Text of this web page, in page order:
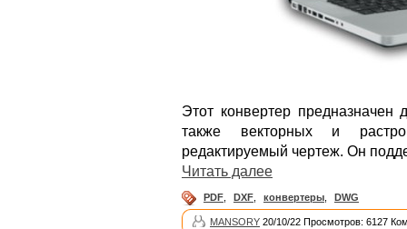
Этот конвертер
также векторных и
редактируемый чертеж. Он
Читать далее
PDF DXF конвертеры DWG
MANSORY 20/10/22 Просмотров: 6127